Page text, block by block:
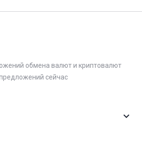
обмена валют и криптовалют
сейчас